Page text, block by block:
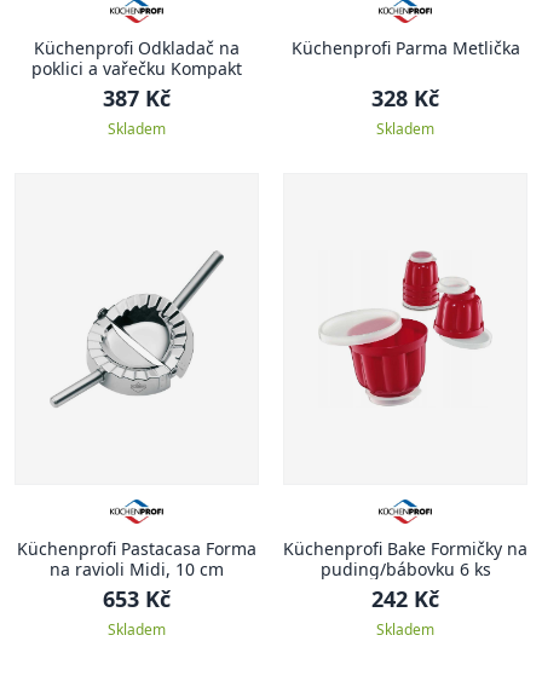
Küchenprofi Odkladač na
poklici a vařečku Kompakt
387 Kč
Skladem
Küchenprofi Parma Metlička
328 Kč
Skladem
Küchenprofi Pastacasa Forma
na ravioli Midi, 10 cm
653 Kč
Skladem
Küchenprofi Bake Formičky na
puding/bábovku 6 ks
242 Kč
Skladem